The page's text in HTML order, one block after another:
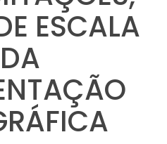
ESCALA